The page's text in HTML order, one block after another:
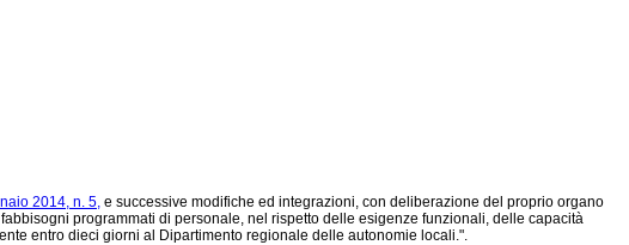
2014, n. 5, e successive modifiche ed integrazioni, con deliberazione del proprio organo
programmati di personale, nel rispetto delle esigenze funzionali, delle capacità
entro dieci giorni al Dipartimento regionale delle autonomie locali.".